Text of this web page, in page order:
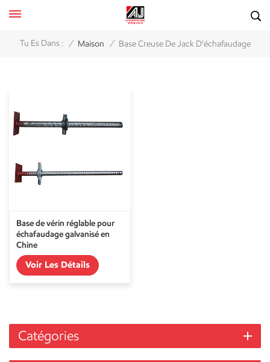
Tu Es Dans : / Maison / Base Creuse De Jack D'échafaudage
Base de vérin réglable pour
échafaudage galvanisé en
Chine
Voir Les Détails
Catégories